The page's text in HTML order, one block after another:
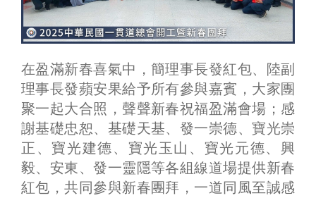
在盈滿新春喜氣中，簡理事長發紅包、陸副
理事長發蘋安果給予所有參與嘉賓，大家團
聚一起大合照，聲聲新春祝福盈滿會場；感
謝基礎忠恕、基礎天基、發一崇德、寶光崇
正、寶光建德、寶光玉山、寶光元德、興
毅、安東、發一靈隱等各組線道場提供新春
紅包，共同參與新春團拜，一道同風至誠感